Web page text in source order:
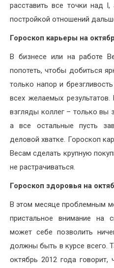
расставить все точки над
постройкой отношений
Гороскоп карьеры на
В бизнесе или на работе
попотеть, чтобы добиться
только напор и
всех желаемых
взгляды коллег – только вы
а все остальные пусть
деловой хватке. Гороскоп
Весам сделать крупную
не растрачиваться.
Гороскоп здоровья на
В этом месяце проблемным
пристальное внимание на
может себе позволить
должны быть в курсе всего.
октябрь 2012 года